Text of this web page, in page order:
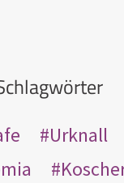
Urknall